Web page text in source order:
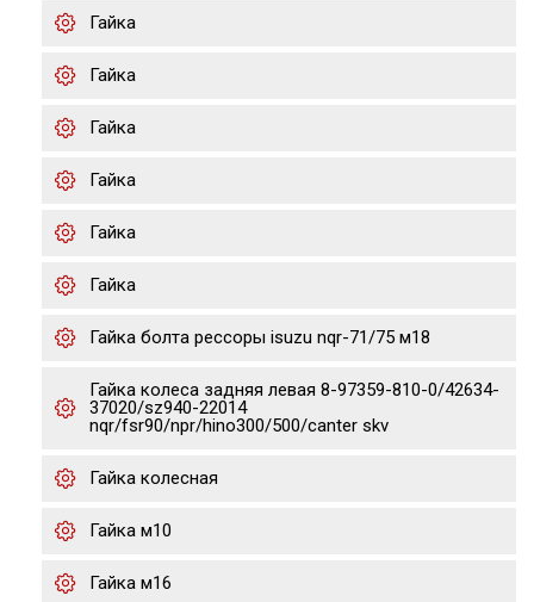
Гайка
Гайка
Гайка
Гайка
Гайка
Гайка
Гайка болта рессоры isuzu nqr-71/75 м18
Гайка колеса задняя левая 8-97359-810-0/42634-
37020/sz940-22014
nqr/fsr90/npr/hino300/500/canter skv
Гайка колесная
Гайка м10
Гайка м16